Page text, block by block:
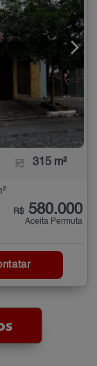
315 m²
R$ 580.000
Aceita Permuta